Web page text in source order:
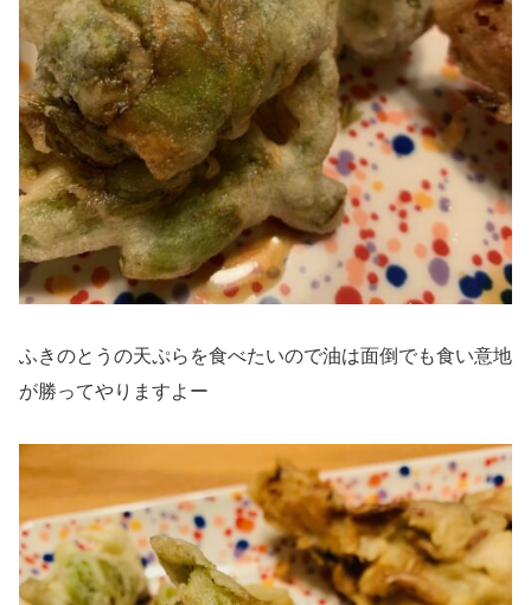
ふきのとうの天ぷらを食べたいので油は面倒でも食い意地
が勝ってやりますよー